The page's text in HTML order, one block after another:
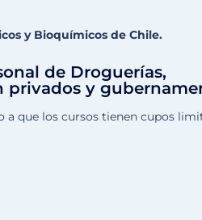
y Bioquímicos de Chile.
de Droguerías,
privados y
que los cursos tienen cupos